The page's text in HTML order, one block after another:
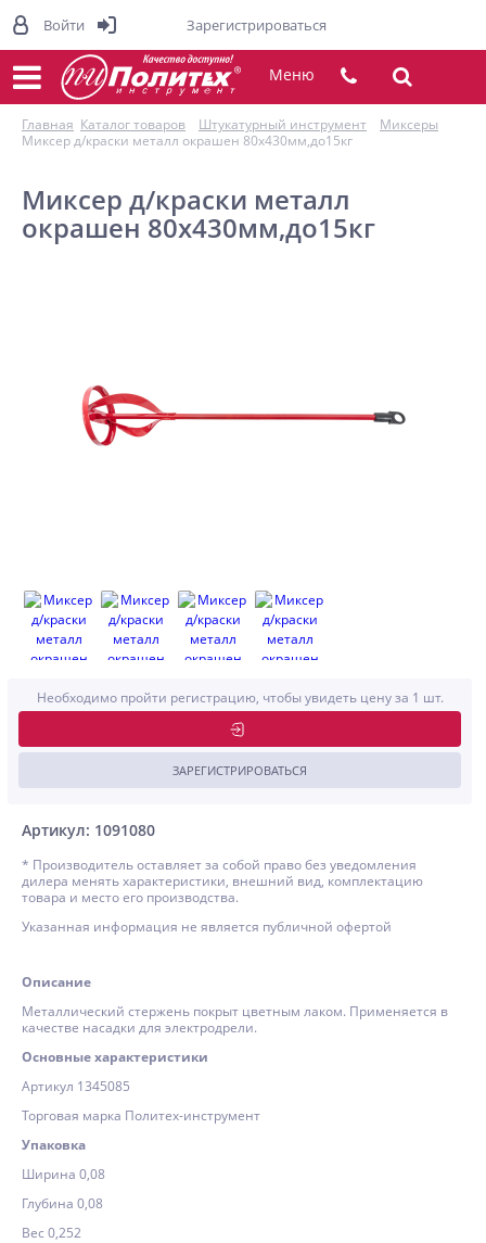
Меню
Главная Каталог товаров Штукатурный инструмент
Миксеры
Миксер д/краски металл окрашен 80х430мм,до15кг
Миксер д/краски металл
окрашен 80х430мм,до15кг
Артикул: 1091080
Необходимо пройти регистрацию, чтобы увидеть цену за 1 шт.
ЗАРЕГИСТРИРОВАТЬСЯ
* Производитель оставляет за собой право без уведомления
дилера менять характеристики, внешний вид, комплектацию
товара и место его производства.
Указанная информация не является публичной офертой
Описание
Металлический стержень покрыт цветным лаком. Применяется в
качестве насадки для электродрели.
Основные характеристики
Артикул 1345085
Торговая марка Политех-инструмент
Упаковка
Ширина 0,08
Глубина 0,08
Вес 0,252
Войти Зарегистрироваться